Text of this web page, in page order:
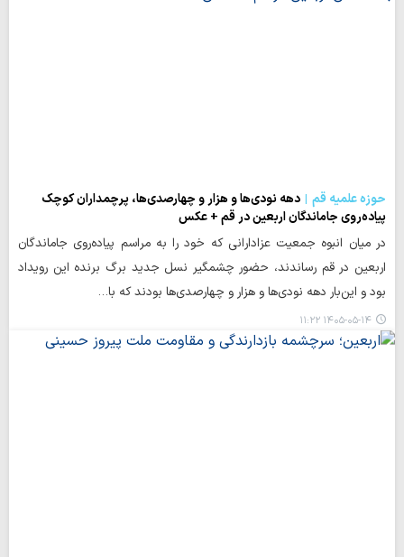
حوزه علمیه قم
دهه‌ نودی‌ها و هزار و چهارصدی‌ها، پرچمداران کوچک
پیاده‌روی جاماندگان اربعین در قم + عکس
در میان انبوه جمعیت عزادارانی که خود را به مراسم پیاده‌روی جاماندگان
اربعین در قم رساندند، حضور چشمگیر نسل جدید برگ برنده این رویداد
بود و این‌بار دهه نودی‌ها و هزار و چهارصدی‌ها بودند که با…
۱۴۰۵-۰۵-۱۴ ۱۱:۲۲